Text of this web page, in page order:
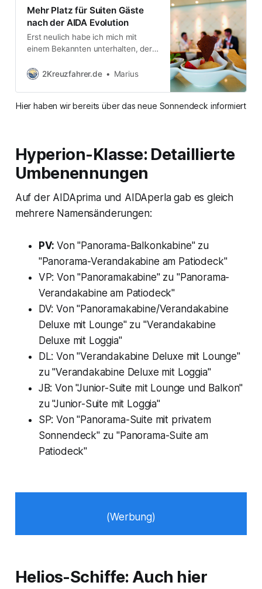
Mehr Platz für Suiten Gäste
nach der AIDA Evolution
Erst neulich habe ich mich mit
einem Bekannten unterhalten, der
fiel mir auf: Er reist eigentlich nur in
Gründe. Zum einen natürlich der
Komfort, den so eine Suite bietet.
2Kreuzfahrer.de Marius
Hier haben wir bereits über das neue Sonnendeck informiert
Hyperion-Klasse: Detaillierte
Umbenennungen
Auf der AIDAprima und AIDAperla gab es gleich
mehrere Namensänderungen:
PV:Von "Panorama-Balkonkabine" zu
"Panorama-Verandakabine am Patiodeck"
VP: Von "Panoramakabine" zu "Panorama-
Verandakabine am Patiodeck"
DV: Von "Panoramakabine/Verandakabine
Deluxe mit Lounge" zu "Verandakabine
Deluxe mit Loggia"
DL: Von "Verandakabine Deluxe mit Lounge"
zu "Verandakabine Deluxe mit Loggia"
JB: Von "Junior-Suite mit Lounge und Balkon"
zu "Junior-Suite mit Loggia"
SP: Von "Panorama-Suite mit privatem
Sonnendeck" zu "Panorama-Suite am
Patiodeck"
(Werbung)
Helios-Schiffe: Auch hier